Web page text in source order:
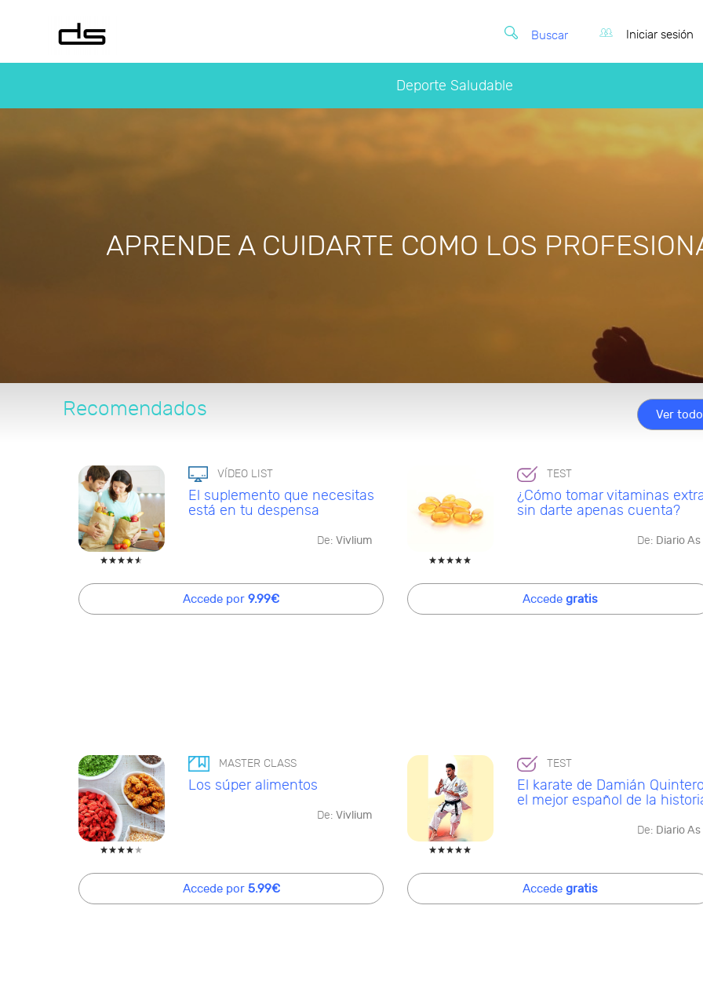
Buscar Iniciar sesión
Deporte Saludable
APRENDE A CUIDARTE COMO LOS
Recomendados Ver
VÍDEO LIST
El suplemento que necesitas
está en tu despensa
De: Vivlium
Accede por 9.99€
TEST
¿Cómo tomar vitaminas
sin darte apenas cuenta?
De: Diario As
Accede gratis
MASTER CLASS
Los súper alimentos
De: Vivlium
Accede por 5.99€
TEST
El karate de Damián
el mejor español de la
De: Diario As
Accede gratis